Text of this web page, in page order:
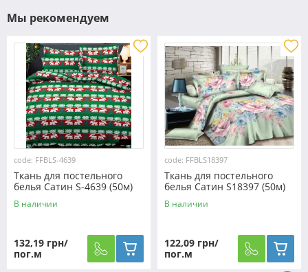
Мы рекомендуем
code: FFBLS-4639
Ткань для постельного
белья Сатин S-4639 (50м)
В наличии
132,19 грн/
пог.м
code: FFBLS18397
Ткань для постельного
белья Сатин S18397 (50м)
В наличии
122,09 грн/
пог.м